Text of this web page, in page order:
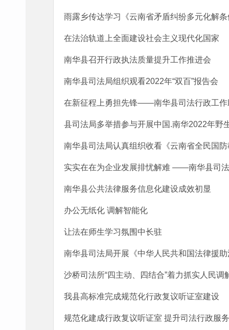
雨露乡传达学习《云南省矛盾纠纷多元化解
在法治轨道上全面建设社会主义现代化国家
南华县召开行政执法质量提升工作推进会
南华县司法局组织观看2022年“双百”报告会
在新征程上勇担先锋——南华县司法行政工作
县司法局多举措参与开展中国.南华2022年野
南华县司法局认真组织收看《云南省全民国
实实在在为企业发展排忧解难 ——南华县司
南华县公共法律服务信息化建设成效初显
办公无纸化 调解智能化
让法在师生学习氛围中长驻
南华县司法局开展《中华人民共和国法律援
沙桥司法所“四主动、四结合”着力抓实人民调
我县高标准完成规范化行政复议听证室建设
规范化建成行政复议听证室 提升司法行政服